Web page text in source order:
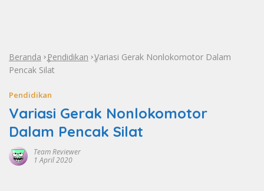
Beranda »Pendidikan »
Variasi Gerak Nonlokomotor Dalam
Pencak Silat
Pendidikan
Variasi Gerak Nonlokomotor
Dalam Pencak Silat
Team Reviewer
1 April 2020